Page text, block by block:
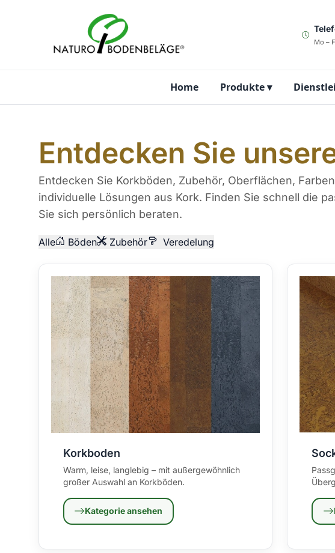
Mo –
Home Produkte▾
Entdecken Sie
Entdecken Sie Korkböden, Zubehör, Oberflächen,
individuelle Lösungen aus Kork. Finden Sie schnell die
Sie sich persönlich beraten.
Alle Böden Zubehör Veredelung
Korkboden
Warm, leise, langlebig – mit außergewöhnlich
großer Auswahl an Korkböden.
Kategorie ansehen